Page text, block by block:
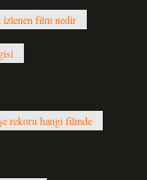
izlenen film nedir
rekoru hangi filmde